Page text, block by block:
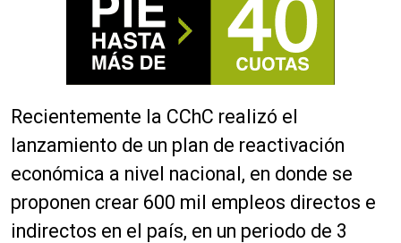
Recientemente la CChC realizó el
lanzamiento de un plan de reactivación
económica a nivel nacional, en donde se
proponen crear 600 mil empleos directos e
indirectos en el país, en un periodo de 3